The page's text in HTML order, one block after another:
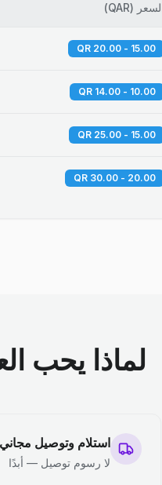
(
QAR
)
15.00 - 20.00 QR
10.00 - 14.00 QR
15.00 - 25.00 QR
20.00 - 30.00 QR
لماذا يحب
استلام وتوصيل مجاني
لا رسوم توصيل — أبدًا